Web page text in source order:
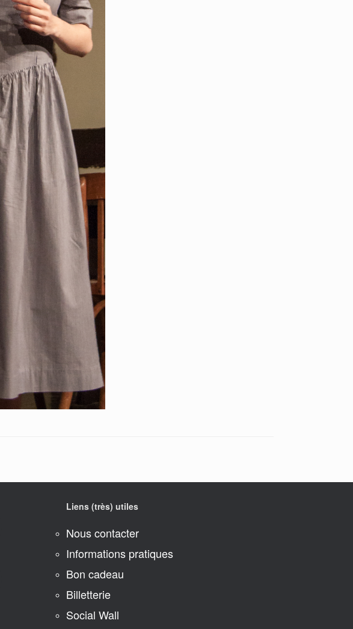
Liens (très) utiles
Nous contacter
Informations pratiques
Bon cadeau
Billetterie
Social Wall